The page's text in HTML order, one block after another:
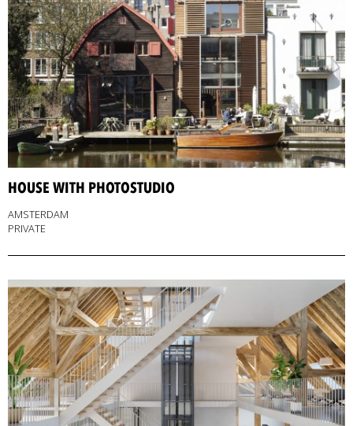
HOUSE WITH PHOTOSTUDIO
AMSTERDAM
PRIVATE